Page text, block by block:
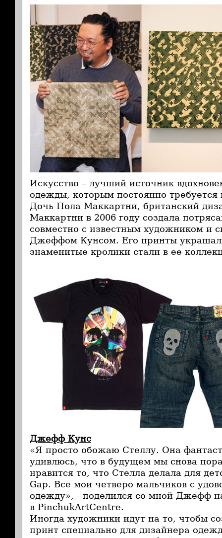
Искусство – лучший источник
одежды, которым постоянно
Дочь Пола Маккартни, британский
Маккартни в 2006 году создала
совместно с известным художником и
Джеффом Кунсом. Его принты
знаменитые кролики стали в ее
Джефф Кунс
«Я просто обожаю Стеллу. Она
удивлюсь, что в будущем мы снова
нравится то, что Стелла делала для
Gap. Все мои четверо мальчиков с
одежду», - поделился со мной Джефф
в PinchukArtCentre.
Иногда художники идут на то, чтобы
принт специально для дизайнера